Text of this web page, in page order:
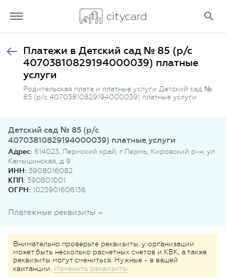
Платежи в Детский сад № 85 (р/с
40703810829194000039) платные
услуги
Родительская плата и платные услуги Детский сад №
85 (р/с 40703810829194000039) платные услуги
Детский сад № 85 (р/с
40703810829194000039) платные услуги
Адрес: 614023, Пермский край, г Пермь, Кировский р-н, ул
Камышинская, д 9
ИНН: 5908016082
КПП: 590801001
ОГРН: 1025901606136
Платежные реквизиты
Внимательно проверьте реквизиты, у организации
может быть несколько расчетных счетов и КБК, а также
реквизиты могут смениться. Нужные - в вашей
квитанции. Изменить реквизиты